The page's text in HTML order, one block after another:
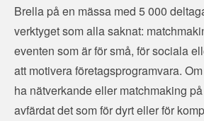
Brella på en mässa med 5 000
verktyget som alla saknat:
eventen som är för små, för sociala
att motivera företagsprogramvara.
ha nätverkande eller matchmaking
avfärdat det som för dyrt eller för